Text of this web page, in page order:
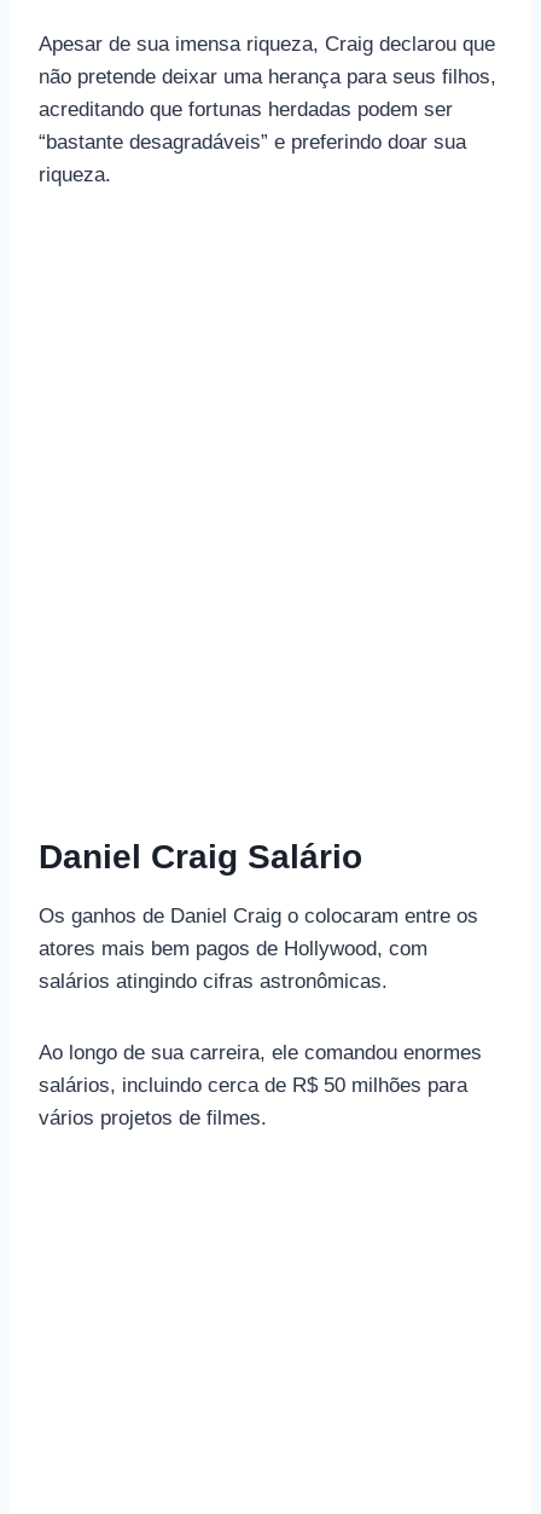
Apesar de sua imensa riqueza, Craig declarou que
não pretende deixar uma herança para seus filhos,
acreditando que fortunas herdadas podem ser
“bastante desagradáveis” e preferindo doar sua
riqueza.
Daniel Craig Salário
Os ganhos de Daniel Craig o colocaram entre os
atores mais bem pagos de Hollywood, com
salários atingindo cifras astronômicas.
Ao longo de sua carreira, ele comandou enormes
salários, incluindo cerca de R$ 50 milhões para
vários projetos de filmes.